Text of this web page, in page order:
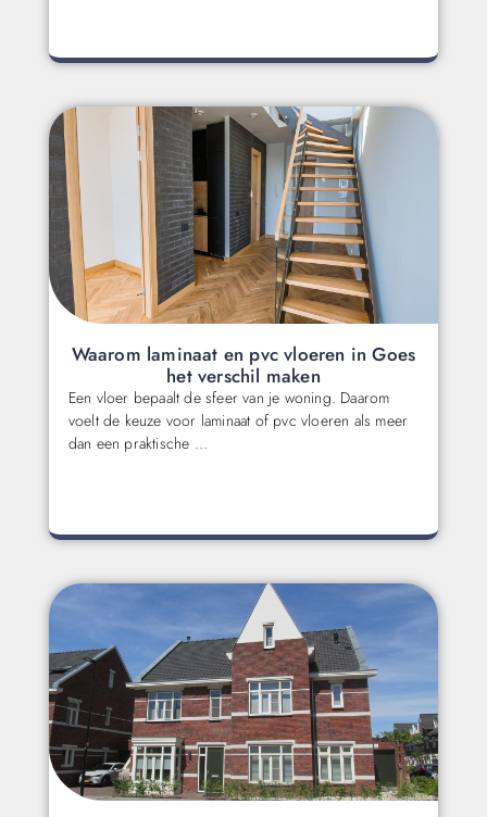
Waarom laminaat en pvc vloeren in Goes
het verschil maken
Een vloer bepaalt de sfeer van je woning. Daarom
voelt de keuze voor laminaat of pvc vloeren als meer
dan een praktische …